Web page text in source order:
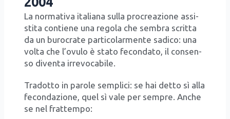
La nor­ma­ti­va ita­lia­na sul­la pro­crea­zio­ne assi­
sti­ta con­tie­ne una rego­la che sem­bra scrit­ta
da un buro­cra­te par­ti­co­lar­men­te sadi­co: una
vol­ta che l’o­vu­lo è sta­to fecon­da­to, il con­sen­
so diven­ta irre­vo­ca­bi­le.
Tra­dot­to in paro­le sem­pli­ci: se hai det­to sì alla
fecon­da­zio­ne, quel sì vale per sem­pre. Anche
se nel frat­tem­po: